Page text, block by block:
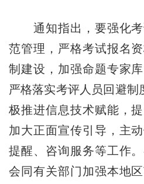
通知指出，要强化考
范管理，严格考试报名
制建设，加强命题专家
严格落实考评人员回避制
极推进信息技术赋能，
加大正面宣传引导，主
提醒、咨询服务等工作
会同有关部门加强本地